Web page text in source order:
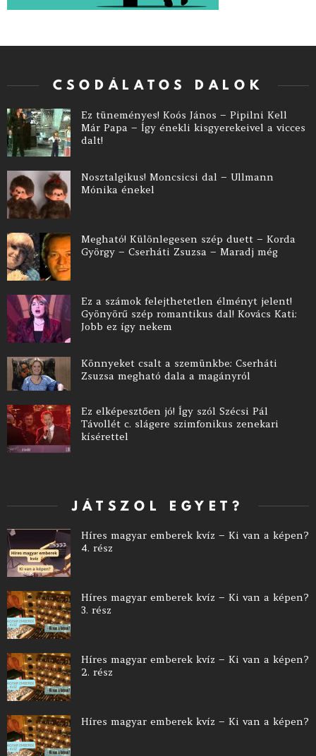
CSODÁLATOS DALOK
Ez tüneményes! Koós János – Pipilni Kell
Már Papa – Így énekli kisgyerekeivel a vicces
dalt!
Nosztalgikus! Moncsicsi dal – Ullmann
Mónika énekel
Megható! Különlegesen szép duett – Korda
György – Cserháti Zsuzsa – Maradj még
Ez a számok felejthetetlen élményt jelent!
Gyönyörű szép romantikus dal! Kovács Kati:
Jobb ez így nekem
Könnyeket csalt a szemünkbe: Cserháti
Zsuzsa megható dala a magányról
Ez elképesztően jó! Így szól Szécsi Pál
Távollét c. slágere szimfonikus zenekari
kísérettel
JÁTSZOL EGYET?
Híres magyar emberek kvíz – Ki van a képen?
4. rész
Híres magyar emberek kvíz – Ki van a képen?
3. rész
Híres magyar emberek kvíz – Ki van a képen?
2. rész
Híres magyar emberek kvíz – Ki van a képen?